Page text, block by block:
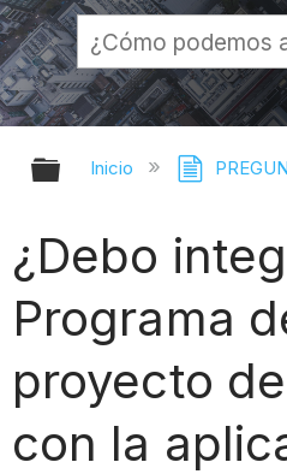
Expandir/
Inicio
¿Debo
Programa
proyecto
con la